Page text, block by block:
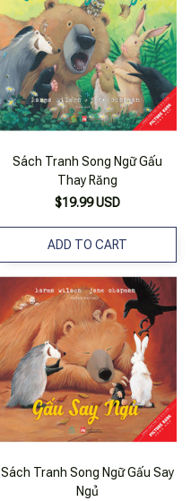
Sách Tranh Song Ngữ Gấu
Thay Răng
$19.99 USD
ADD TO CART
Sách Tranh Song Ngữ Gấu Say
Ngủ